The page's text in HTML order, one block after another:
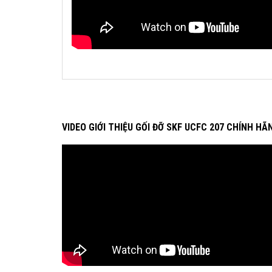
VIDEO GIỚI THIỆU GỐI ĐỠ SKF UCFC 207 CHÍNH